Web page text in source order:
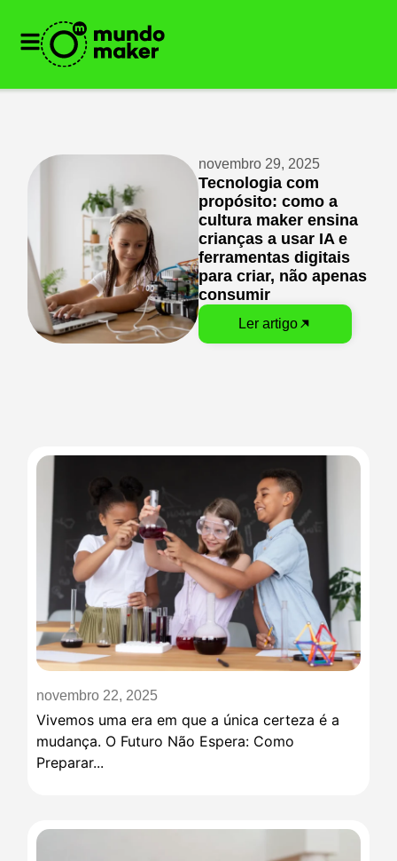
novembro 29, 2025
Tecnologia com
propósito: como a
cultura maker ensina
crianças a usar IA e
ferramentas digitais
para criar, não apenas
consumir
Ler artigo
novembro 22, 2025
Vivemos uma era em que a única certeza é a
mudança. O Futuro Não Espera: Como
Preparar...